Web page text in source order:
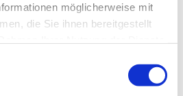
möglicherweise mit
die Sie ihnen bereitgestellt